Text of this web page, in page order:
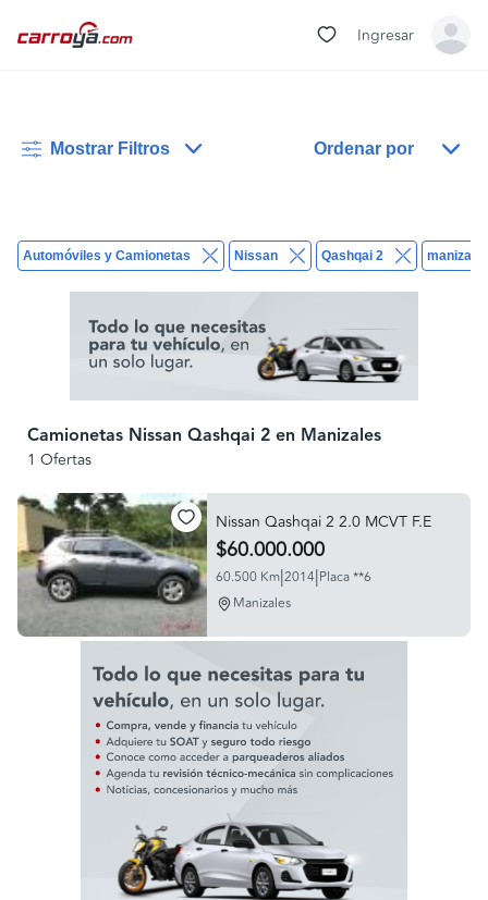
Ingresar
Mostrar Filtros Ordenar por
Automóviles y Camionetas Nissan Qashqai 2
Camionetas Nissan Qashqai 2 en Manizales
1 Ofertas
Nissan Qashqai 2 2.0 MCVT F.E
$60.000.000
60.500 Km|2014|Placa **6
Manizales